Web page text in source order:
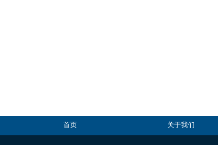
首页 关于我们